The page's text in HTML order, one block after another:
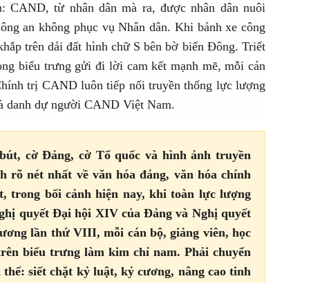
từ nhân dân mà ra, được nhân dân nuôi
an không phục vụ Nhân dân. Khi bánh xe công
trên dải đất hình chữ S bên bờ biển Đông. Triết
biểu trưng gửi đi lời cam kết mạnh mẽ, mỗi cán
trị CAND luôn tiếp nối truyền thống lực lượng
danh dự người CAND Việt Nam.
cờ Đảng, cờ Tổ quốc và hình ảnh truyền
nét nhất về văn hóa đảng, văn hóa chính
trong bối cảnh hiện nay, khi toàn lực lượng
quyết Đại hội XIV của Đảng và Nghị quyết
lần thứ VIII, mỗi cán bộ, giảng viên, học
biểu trưng làm kim chỉ nam. Phải chuyển
siết chặt kỷ luật, kỷ cương, nâng cao tinh